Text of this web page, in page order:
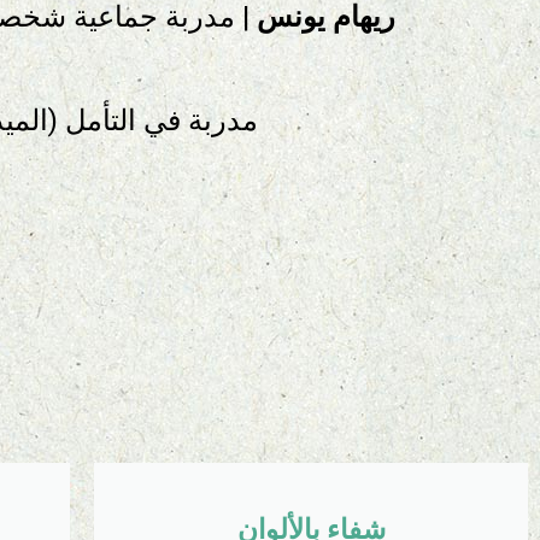
ريهام يونس| مدربة جماعية
مدربة في التأمل
شفاء بالألوان